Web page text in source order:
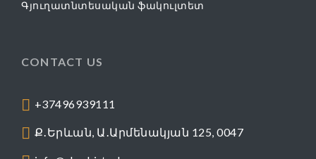
Գյուղատնտեսական ֆակուլտետ
CONTACT US
+37496939111
Ք․Երևան, Ա․Արմենակյան 125, 0047